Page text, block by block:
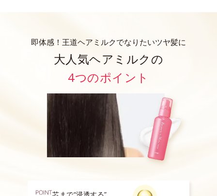
即体感！王道ヘアミルクでなりたいツヤ髪に
大人気ヘアミルクの
4つのポイント